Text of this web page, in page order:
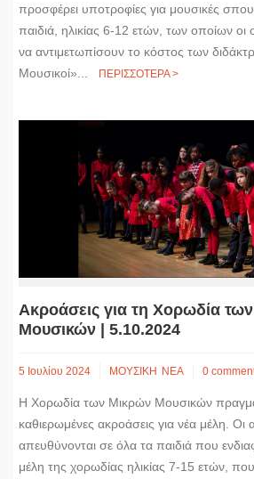
προσφέρει υποτροφίες για μουσικές
παιδιά, ηλικίας 6-12 ετών, των οποίων οι
να αντιμετωπίσουν το κόστος των
Μουσικοί»...
ΠΕΡΙΣΣΟΤΕΡΑ >
Ακροάσεις για τη Χορωδία
Μουσικών | 5.10.2024
5 Ιουλίου 2024 ΜΟΥΣΙΚΗ ΝΕΑ 0
Η Χορωδία των Μικρών Μουσικών
καθιερωμένες ακροάσεις για νέα μέλη. Οι
απευθύνονται σε όλα τα παιδιά που
μέλη της χορωδίας ηλικίας 7-15 ετών,